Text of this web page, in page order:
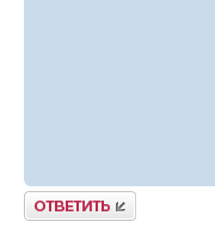
Ответить